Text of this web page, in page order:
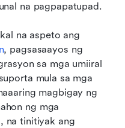
na pagpapatupad.
, pagsasaayos ng
sa mga umiiral
mula sa mga
magbigay ng
ng mga
na tinitiyak ang